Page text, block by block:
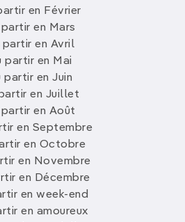
en Février
en Mars
partir en Avril
partir en Mai
partir en Juin
en Juillet
partir en Août
en Septembre
en Octobre
en Novembre
en Décembre
en week-end
en amoureux